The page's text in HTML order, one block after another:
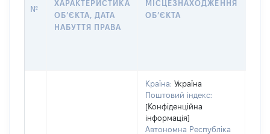
№
ХАРАКТЕРИСТИКА
ОБʼЄКТА, ДАТА
НАБУТТЯ ПРАВА
МІСЦЕЗНАХОДЖЕННЯ
ОБʼЄКТА
Країна: Україна
Поштовий індекс:
[Конфіденційна
інформація]
Автономна Республіка